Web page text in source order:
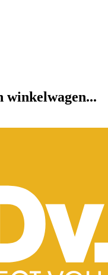
winkelwagen...